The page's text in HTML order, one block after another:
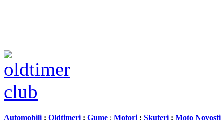
Automobili : Oldtimeri : Gume : Motori : Skuteri : Moto Novosti